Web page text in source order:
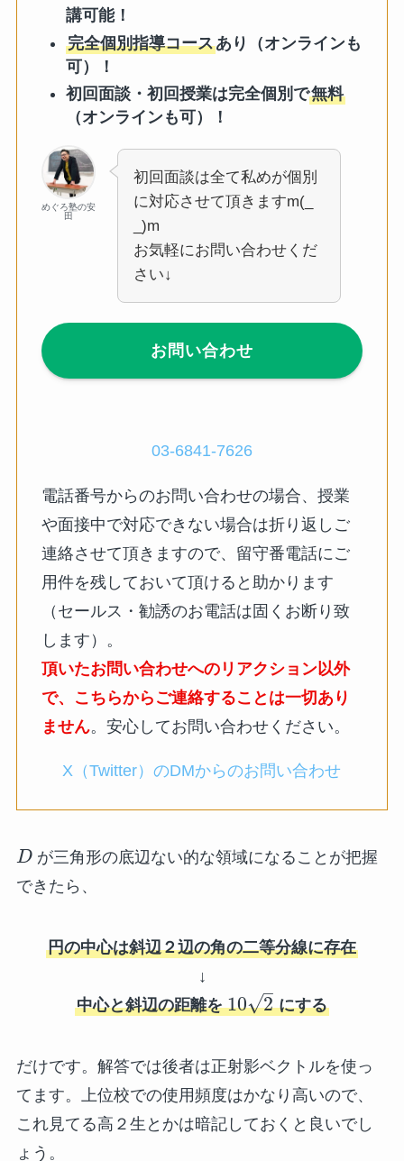
講可能！
完全個別指導コースあり（オンラインも
可）！
初回面談・初回授業は完全個別で無料
（オンラインも可）！
めぐろ塾の安
田
初回面談は全て私めが個別
に対応させて頂きますm(_
_)m
お気軽にお問い合わせくだ
さい↓
お問い合わせ
03-6841-7626
電話番号からのお問い合わせの場合、授業
や面接中で対応できない場合は折り返しご
連絡させて頂きますので、留守番電話にご
用件を残しておいて頂けると助かります
（セールス・勧誘のお電話は固くお断り致
します）。
頂いたお問い合わせへのリアクション以外
で、こちらからご連絡することは一切あり
ません。安心してお問い合わせください。
X（Twitter）のDMからのお問い合わせ
Dが三角形の底辺ない的な領域になることが把握
できたら、
円の中心は斜辺２辺の角の二等分線に存在
↓
中心と斜辺の距離を10 2
–
√ にする
だけです。解答では後者は正射影ベクトルを使っ
てます。上位校での使用頻度はかなり高いので、
これ見てる高２生とかは暗記しておくと良いでし
ょう。